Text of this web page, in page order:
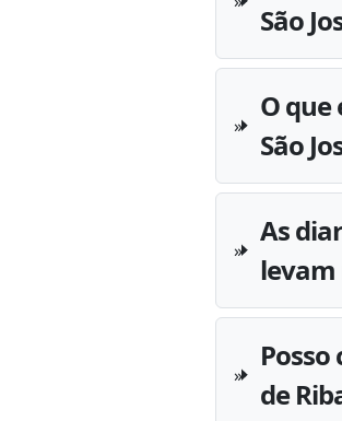
São
O que
São
As
levam
de